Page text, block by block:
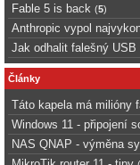
Fable 5 is back (5)
Anthropic vypol
Jak odhalit falešný
Články
Táto kapela má milióny
Windows 11 - připojení
NAS QNAP - výměna